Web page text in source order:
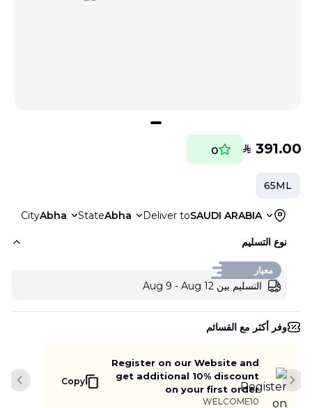
SAR 391.00
0
65ML
Deliver toSAUDI ARABIA
StateAbha
CityAbha
نوع التسليم
معيار
التسليم بين Aug 9 - Aug 12
وفر أكثر مع القسائم
Register on our Website and
get additional 10% discount
on your first order
WELCOME10
Copy Next slide